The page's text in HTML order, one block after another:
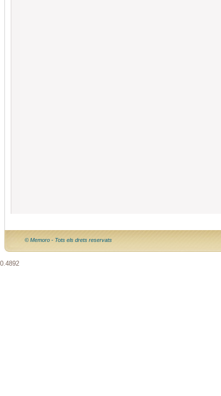
© Memoro - Tots els drets reservats
0.4892